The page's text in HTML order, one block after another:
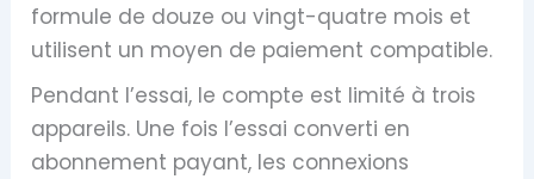
formule de douze ou vingt-quatre mois et
utilisent un moyen de paiement compatible.
Pendant l’essai, le compte est limité à trois
appareils. Une fois l’essai converti en
abonnement payant, les connexions